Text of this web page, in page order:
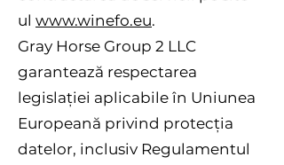
ul www.winefo.eu.
Gray Horse Group 2 LLC
garantează respectarea
legislației aplicabile în Uniunea
Europeană privind protecția
datelor, inclusiv Regulamentul